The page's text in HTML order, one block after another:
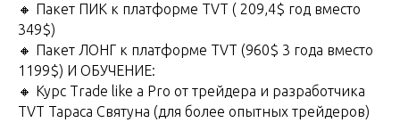
🔸 Пакет ПИК к платформе TVT ( 209,4$ год вместо
349$)
🔸 Пакет ЛОНГ к платформе TVT (960$ 3 года вместо
1199$) И ОБУЧЕНИЕ:
🔸 Курс Trade like a Pro от трейдера и разработчика
TVT Тараса Святуна (для более опытных трейдеров)